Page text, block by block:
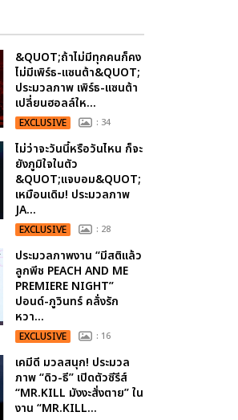
&QUOT;ถ้าไม่มีทุกคนก็คง
ไม่มีเพิร์ธ-แซนต้า&QUOT;
ประมวลภาพ เพิร์ธ-แซนต้า
เปลี่ยนฮอลล์ให...
EXCLUSIVE : 34
ไม่ว่าจะวันนี้หรือวันไหน ก็จะ
ยังภูมิใจในตัว
&QUOT;แจบอม&QUOT;
เหมือนเดิม! ประมวลภาพ
JA...
EXCLUSIVE : 28
ประมวลภาพงาน “มีสติแล้ว
ลูกพีช PEACH AND ME
PREMIERE NIGHT”
ปอนด์-ภูวินทร์ คลั่งรัก
หวา...
EXCLUSIVE : 16
เคมีดี มวลสนุก! ประมวล
ภาพ “ดิว-ธี” เปิดตัวซีรีส์
“MR.KILL มังงะสั่งตาย” ใน
งาน “MR.KILL...